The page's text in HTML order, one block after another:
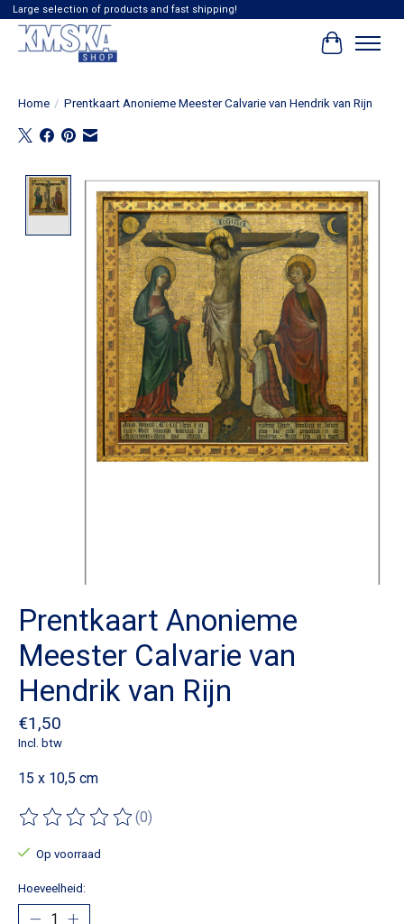
Large selection of products and fast shipping!
Home / Prentkaart Anonieme Meester Calvarie van Hendrik van Rijn
Product image slideshow Items
Prentkaart Anonieme
Meester Calvarie van
Hendrik van Rijn
€1,50
Incl. btw
15 x 10,5 cm
De beoordeling van dit product is
(0)
Op voorraad
Hoeveelheid: